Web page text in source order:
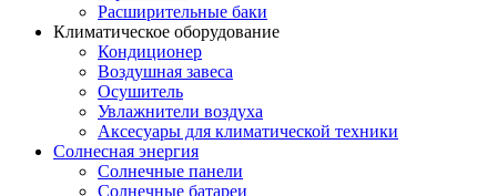
Расширительные баки
Климатическое оборудование
Кондиционер
Воздушная завеса
Осушитель
Увлажнители воздуха
Аксесуары для климатической техники
Солнесная энергия
Cолнечные панели
Солнечные батареи